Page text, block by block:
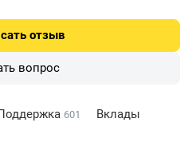
отзыв
вопрос
601 Вклады